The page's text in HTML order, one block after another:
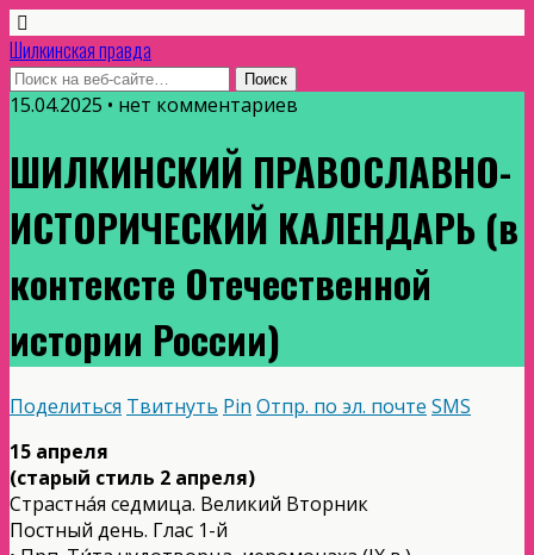
Шилкинская правда
15.04.2025 • нет комментариев
ШИЛКИНСКИЙ ПРАВОСЛАВНО-
ИСТОРИЧЕСКИЙ КАЛЕНДАРЬ (в
контексте Отечественной
истории России)
Поделиться Твитнуть Pin Отпр. по эл. почте SMS
15 апреля
(старый стиль 2 апреля)
Страстна́я седмица. Великий Вторник
Постный день. Глас 1-й